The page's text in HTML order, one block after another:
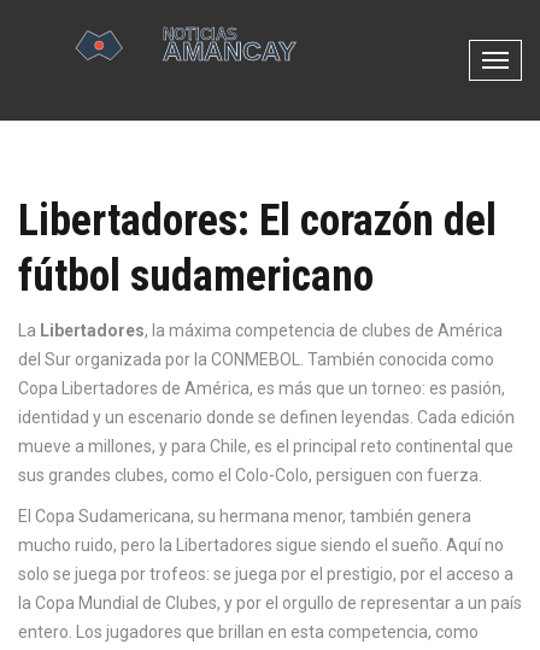
N
v
n
e
p
a
c
a
Libertadores: El corazón del
fútbol sudamericano
La Libertadores, la máxima competencia de clubes de América
del Sur organizada por la CONMEBOL
. También conocida como
Copa Libertadores de América, es más que un torneo: es pasión,
identidad y un escenario donde se definen leyendas. Cada edición
mueve a millones, y para Chile, es el principal reto continental que
sus grandes clubes, como el Colo-Colo, persiguen con fuerza.
El Copa Sudamericana, su hermana menor, también genera
mucho ruido, pero la Libertadores sigue siendo el sueño. Aquí no
solo se juega por trofeos: se juega por el prestigio, por el acceso a
la Copa Mundial de Clubes, y por el orgullo de representar a un país
entero. Los jugadores que brillan en esta competencia, como